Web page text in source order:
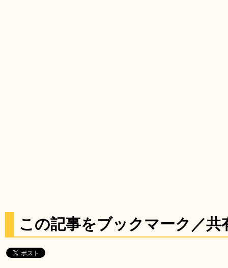
この記事をブックマーク／共